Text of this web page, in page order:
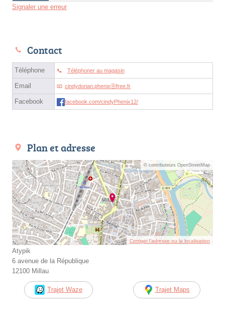
Signaler une erreur
Contact
Téléphone Téléphoner au magasin
Email cindydorian.phenixⓐfree.fr
Facebook facebook.com/cindyPhenix12/
Plan et adresse
© contributeurs OpenStreetMap
Corriger l’adresse ou la localisation
Atypik
6 avenue de la République
12100 Millau
Trajet Waze Trajet Maps